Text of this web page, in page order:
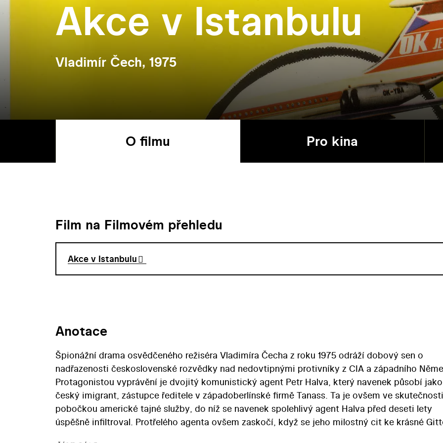
Akce v Istanbulu
Vladimír Čech, 1975
O filmu Pro kina
Film na Filmovém přehledu
Akce v Istanbulu
Anotace
Špionážní drama osvědčeného režiséra Vladimíra Čecha z roku 1975 odráží dobový sen o
nadřazenosti československé rozvědky nad nedovtipnými protivníky z CIA a západního
Protagonistou vyprávění je dvojitý komunistický agent Petr Halva, který navenek působí jako
český imigrant, zástupce ředitele v západoberlínské firmě Tanass. Ta je ovšem ve skutečnosti
pobočkou americké tajné služby, do níž se navenek spolehlivý agent Halva před deseti lety
úspěšně infiltroval. Protřelého agenta ovšem zaskočí, když se jeho milostný cit ke krásné